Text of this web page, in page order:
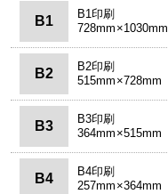
B1
B1印刷
728mm×1030mm
B2
B2印刷
515mm×728mm
B3
B3印刷
364mm×515mm
B4
B4印刷
257mm×364mm